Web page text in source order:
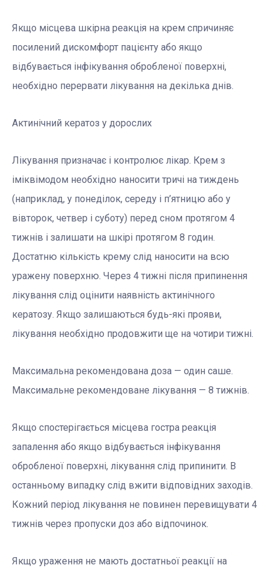
Якщо місцева шкірна реакція на крем спричиняє
посилений дискомфорт пацієнту або якщо
відбувається інфікування обробленої поверхні,
необхідно перервати лікування на декілька днів.
Актинічний кератоз у дорослих
Лікування призначає і контролює лікар. Крем з
іміквімодом необхідно наносити тричі на тиждень
(наприклад, у понеділок, середу і п’ятницю або у
вівторок, четвер і суботу) перед сном протягом 4
тижнів і залишати на шкірі протягом 8 годин.
Достатню кількість крему слід наносити на всю
уражену поверхню. Через 4 тижні після припинення
лікування слід оцінити наявність актинічного
кератозу. Якщо залишаються будь-які прояви,
лікування необхідно продовжити ще на чотири тижні.
Максимальна рекомендована доза — один саше.
Максимальне рекомендоване лікування — 8 тижнів.
Якщо спостерігається місцева гостра реакція
запалення або якщо відбувається інфікування
обробленої поверхні, лікування слід припинити. В
останньому випадку слід вжити відповідних заходів.
Кожний період лікування не повинен перевищувати 4
тижнів через пропуски доз або відпочинок.
Якщо ураження не мають достатньої реакції на